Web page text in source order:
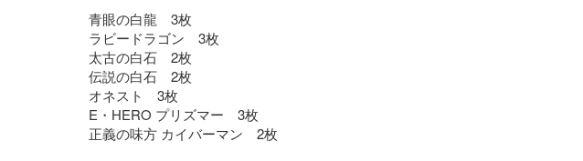
青眼の白龍　3枚
ラビードラゴン　3枚
太古の白石　2枚
伝説の白石　2枚
オネスト　3枚
E・HERO プリズマー　3枚
正義の味方 カイバーマン　2枚